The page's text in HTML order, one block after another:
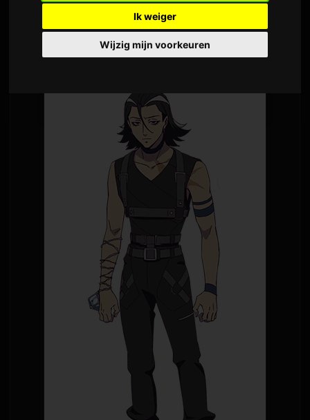
Ik weiger
Wijzig mijn voorkeuren
juli met een nieuwe verhaallijn, 'Kyo-hen'. Er zijn
een nieuwe key visual en karakterdetails
vrijgegeven samen met de aankondiging.